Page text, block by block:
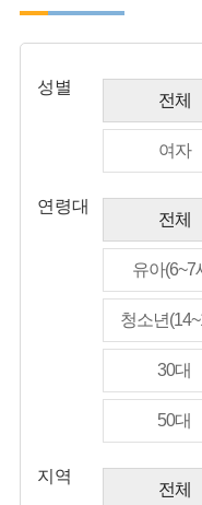
성별
전체
여자
연령대
전체
유아(6~7
청소년
30대
50대
지역
전체